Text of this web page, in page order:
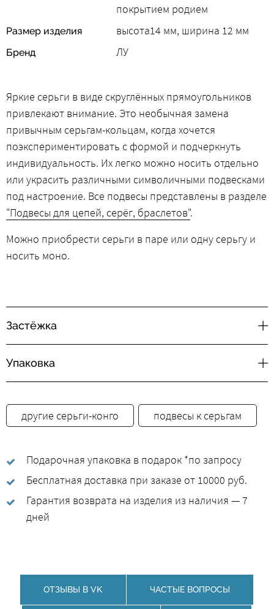
покрытием родием
Размер изделия высота14 мм, ширина 12 мм
Бренд ЛУ
Яркие серьги в виде cкруглённых прямоугольников
привлекают внимание. Это необычная замена
привычным серьгам-кольцам, когда хочется
поэкспериментировать с формой и подчеркнуть
индивидуальность. Их легко можно носить отдельно
или украсить различными символичными подвесками
под настроение. Все подвесы представлены в разделе
"Подвесы для цепей, серёг, браслетов".
Можно приобрести серьги в паре или одну серьгу и
носить моно.
Застёжка
Упаковка
другие серьги-конго подвесы к серьгам
Подарочная упаковка в подарок *по запросу
Бесплатная доставка при заказе от 10000 руб.
Гарантия возврата на изделия из наличия — 7
дней
ОТЗЫВЫ В VK ЧАСТЫЕ ВОПРОСЫ